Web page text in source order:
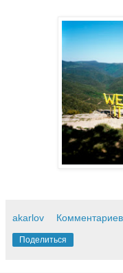
akarlov
Поделиться